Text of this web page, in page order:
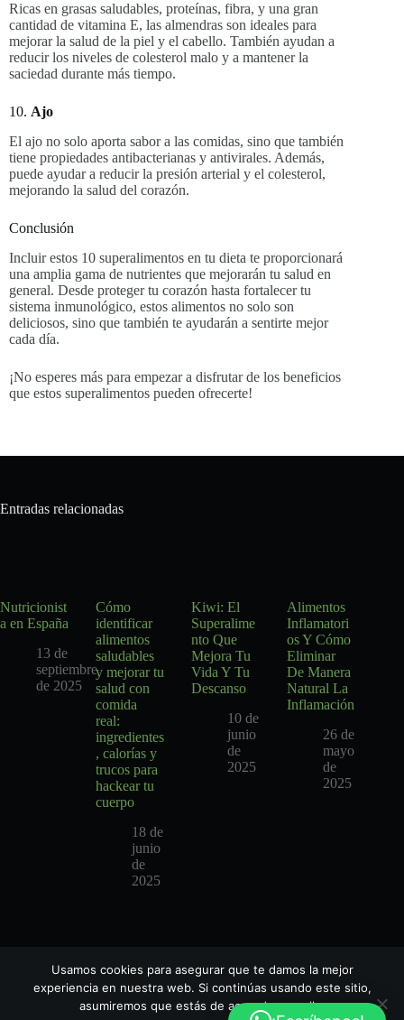
Ricas en grasas saludables, proteínas, fibra, y una gran
cantidad de vitamina E, las almendras son ideales para
mejorar la salud de la piel y el cabello. También ayudan a
reducir los niveles de colesterol malo y a mantener la
saciedad durante más tiempo.
10. Ajo
El ajo no solo aporta sabor a las comidas, sino que también
tiene propiedades antibacterianas y antivirales. Además,
puede ayudar a reducir la presión arterial y el colesterol,
mejorando la salud del corazón.
Conclusión
Incluir estos 10 superalimentos en tu dieta te proporcionará
una amplia gama de nutrientes que mejorarán tu salud en
general. Desde proteger tu corazón hasta fortalecer tu
sistema inmunológico, estos alimentos no solo son
deliciosos, sino que también te ayudarán a sentirte mejor
cada día.
¡No esperes más para empezar a disfrutar de los beneficios
que estos superalimentos pueden ofrecerte!
Entradas relacionadas
Nutricionist
a en España
13 de
septiembre
de 2025
Cómo
identificar
alimentos
saludables
y mejorar tu
salud con
comida
real:
ingredientes
, calorías y
trucos para
hackear tu
cuerpo
18 de
junio
de
2025
Kiwi: El
Superalime
nto Que
Mejora Tu
Vida Y Tu
Descanso
10 de
junio
de
2025
Alimentos
Inflamatori
os Y Cómo
Eliminar
De Manera
Natural La
Inflamación
26 de
mayo
de
2025
Usamos cookies para asegurar que te damos la mejor
experiencia en nuestra web. Si continúas usando este sitio,
asumiremos que estás de acuerdo con ello.